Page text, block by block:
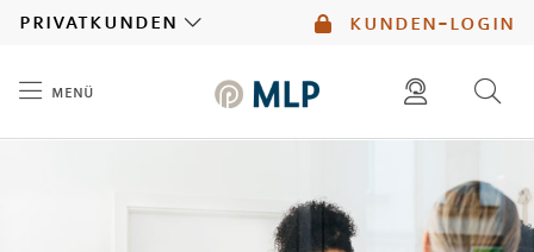
kunden-login
privatkunden
menü
mlp berater finden